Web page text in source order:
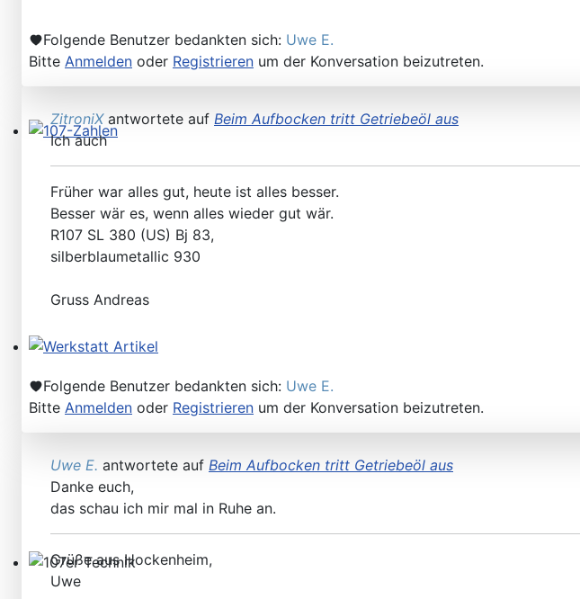
107-Zahlen
107er Technik
Folgende Benutzer bedankten sich: Uwe E.
Bitte Anmelden oder Registrieren um der Konversation beizutreten.
ZitroniXantwortete auf Beim Aufbocken tritt Getriebeöl aus
Ich auch
Früher war alles gut, heute ist alles besser.
Besser wär es, wenn alles wieder gut wär.
R107 SL 380 (US) Bj 83,
silberblaumetallic 930
Gruss Andreas
Folgende Benutzer bedankten sich: Uwe E.
Bitte Anmelden oder Registrieren um der Konversation beizutreten.
Uwe E. antwortete auf Beim Aufbocken tritt Getriebeöl aus
Danke euch,
das schau ich mir mal in Ruhe an.
Grüße aus Hockenheim,
Uwe